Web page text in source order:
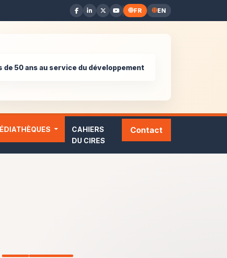
FR EN
de 50 ans au service du développement
CAHIERS
DU CIRES
Contact